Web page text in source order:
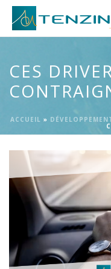
CES
ACCUEIL »